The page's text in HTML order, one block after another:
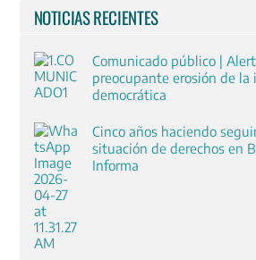
NOTICIAS RECIENTES
Comunicado público |
preocupante erosión de
democrática
Cinco años haciendo
situación de derechos en
Informa